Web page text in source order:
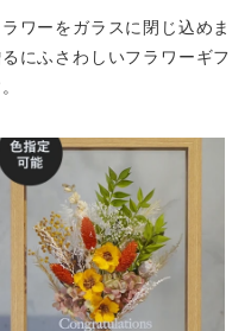
ワーをガラスに閉じ込めま
にふさわしいフラワーギフ